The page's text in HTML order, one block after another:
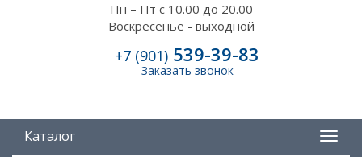
Пн – Пт с 10.00 до 20.00
Воскресенье - выходной
+7 (901) 539-39-83
Заказать звонок
Каталог